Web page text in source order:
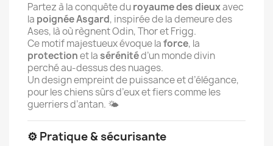
Partez à la conquête duroyaume des dieuxavec
la poignée Asgard, inspirée de la demeure des
Ases, là où règnent Odin, Thor et Frigg.
Ce motif majestueux évoque laforce, la
protectionet lasérénitéd’un monde divin
perché au-dessus des nuages.
Un design empreint de puissance et d’élégance,
pour les chiens sûrs d’eux et fiers comme les
guerriers d’antan. 🌤️
⚙️ Pratique & sécurisante